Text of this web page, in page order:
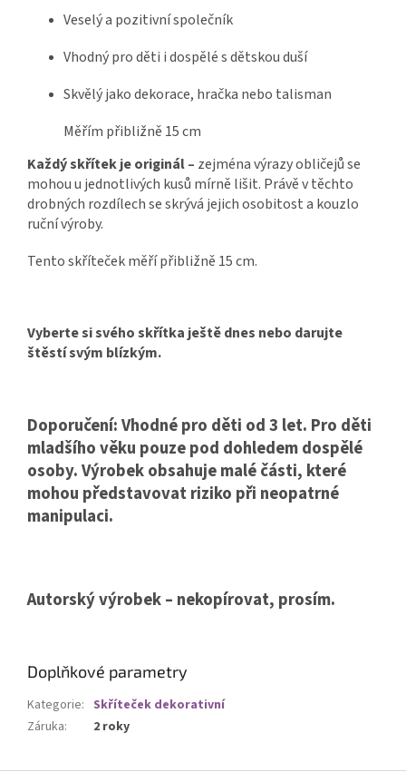
Veselý a pozitivní společník
Vhodný pro děti i dospělé s dětskou duší
Skvělý jako dekorace, hračka nebo talisman
Měřím přibližně 15 cm
Každý skřítek je originál – zejména výrazy obličejů se
mohou u jednotlivých kusů mírně lišit. Právě v těchto
drobných rozdílech se skrývá jejich osobitost a kouzlo
ruční výroby.
Tento skříteček měří přibližně 15 cm.
Vyberte si svého skřítka ještě dnes nebo darujte
štěstí svým blízkým.
Doporučení: Vhodné pro děti od 3 let. Pro děti
mladšího věku pouze pod dohledem dospělé
osoby. Výrobek obsahuje malé části, které
mohou představovat riziko při neopatrné
manipulaci.
Autorský výrobek – nekopírovat, prosím.
Doplňkové parametry
Kategorie: Skříteček dekorativní
Záruka: 2 roky